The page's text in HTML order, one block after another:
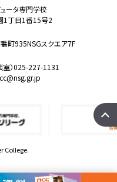
ータ専門学校
1丁目1番15号2
町935NSGスクエア7F
室）025-227-1131
College.